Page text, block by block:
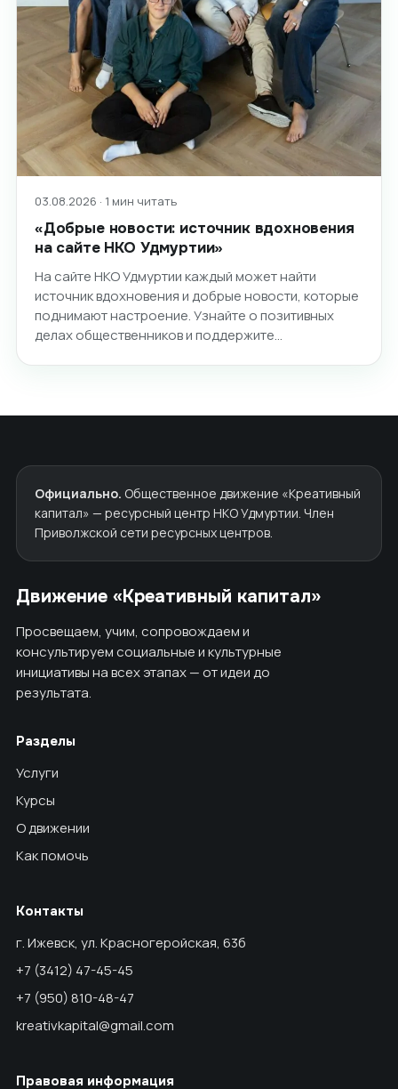
03.08.2026 · 1 мин читать
«Добрые новости: источник вдохновения
на сайте НКО Удмуртии»
На сайте НКО Удмуртии каждый может найти
источник вдохновения и добрые новости, которые
поднимают настроение. Узнайте о позитивных
делах общественников и поддержите…
Официально. Общественное движение «Креативный
капитал» — ресурсный центр НКО Удмуртии. Член
Приволжской сети ресурсных центров.
Движение «Креативный капитал»
Просвещаем, учим, сопровождаем и
консультируем социальные и культурные
инициативы на всех этапах — от идеи до
результата.
Разделы
Услуги
Курсы
О движении
Как помочь
Контакты
г. Ижевск, ул. Красногеройская, 63б
+7 (3412) 47-45-45
+7 (950) 810-48-47
kreativkapital@gmail.com
Правовая информация